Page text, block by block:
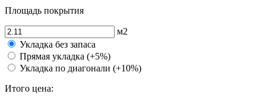
Площадь покрытия
м2
Укладка без запаса
Прямая укладка (+5%)
Укладка по диагонали (+10%)
Итого цена: